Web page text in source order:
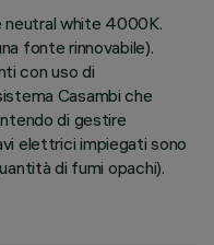
neutral white 4000K.
fonte rinnovabile).
con uso di
Casambi che
di gestire
elettrici impiegati sono
di fumi opachi).